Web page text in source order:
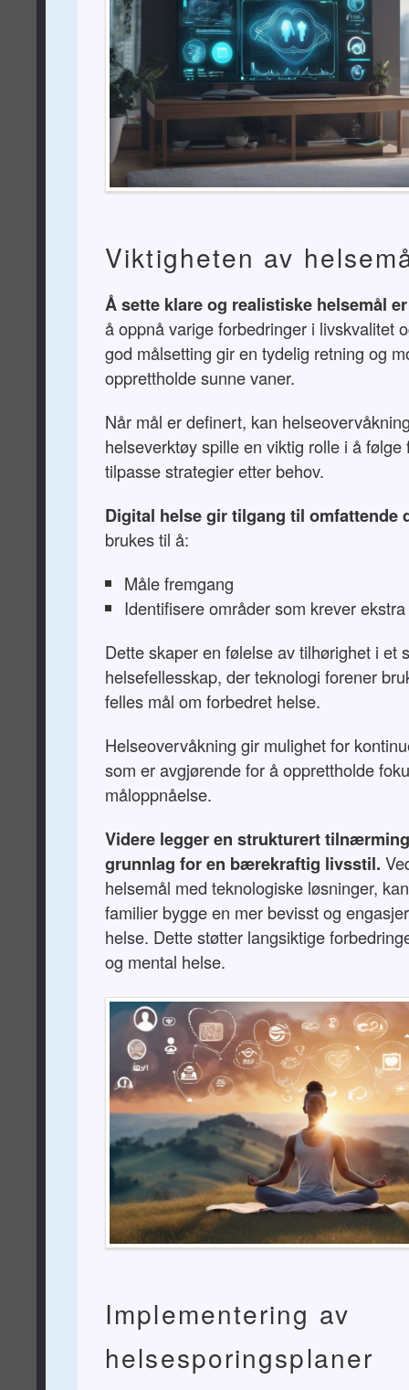
Viktigheten av
Å sette klare og realistiske helsemål
å oppnå varige forbedringer i livskvalitet
god målsetting gir en tydelig retning og
opprettholde sunne vaner.
Når mål er definert, kan
helseverktøy spille en viktig rolle i å følge
tilpasse strategier etter behov.
Digital helse gir tilgang til omfattende
brukes til å:
Måle fremgang
Identifisere områder som krever
Dette skaper en følelse av tilhørighet i et
helsefellesskap, der teknologi forener
felles mål om forbedret helse.
Helseovervåkning gir mulighet for
som er avgjørende for å opprettholde
måloppnåelse.
Videre legger en strukturert
grunnlag for en bærekraftig livsstil.
helsemål med teknologiske løsninger,
familier bygge en mer bevisst og
helse. Dette støtter langsiktige
og mental helse.
Implementering av
helsesporingsplaner